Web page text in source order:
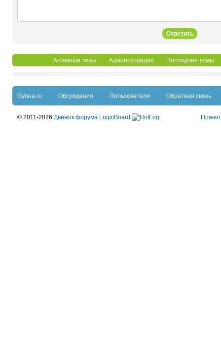
Ответить
Активные темы Администрация Последние темы
Gynea.ru Обсуждения Пользователи Обратная связь
© 2011-2026 Движок форума LogicBoard